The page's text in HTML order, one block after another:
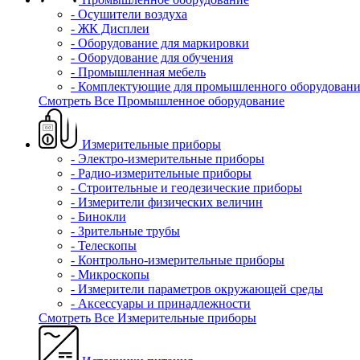
- Осушители воздуха
- ЖК Дисплеи
- Оборудование для маркировки
- Оборудование для обучения
- Промышленная мебель
- Комплектующие для промышленного
Смотреть Все Промышленное оборудование
Измерительные приборы
- Электро-измерительные приборы
- Радио-измерительные приборы
- Строительные и геодезические приборы
- Измерители физических величин
- Бинокли
- Зрительные трубы
- Телескопы
- Контрольно-измерительные приборы
- Микроскопы
- Измерители параметров окружающей среды
- Аксессуары и принадлежности
Смотреть Все Измерительные приборы